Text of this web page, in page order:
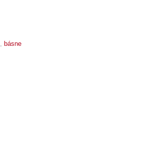
básne